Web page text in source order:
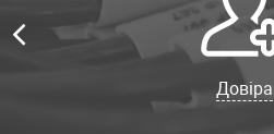
Довіра